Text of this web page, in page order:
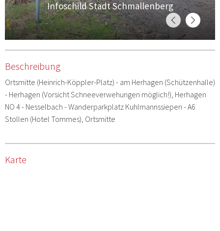
Infoschild Stadt Schmallenberg
Beschreibung
Ortsmitte (Heinrich-Köppler-Platz) - am Herhagen (Schützenhalle)
- Herhagen (Vorsicht Schneeverwehungen möglich!), Herhagen
NO 4 - Nesselbach - Wanderparkplatz Kuhlmannssiepen - A6
Stollen (Hotel Tommes), Ortsmitte
Karte